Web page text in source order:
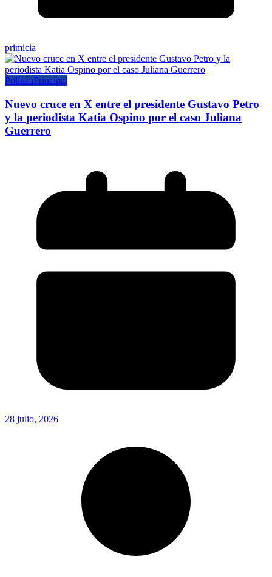
primicia
PolíticaPrincipal
Nuevo cruce en X entre el presidente Gustavo Petro
y la periodista Katia Ospino por el caso Juliana
Guerrero
28 julio, 2026